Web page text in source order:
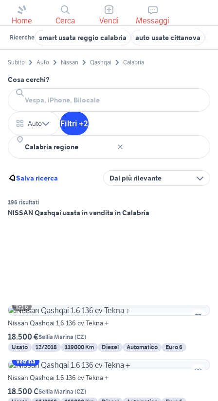
Home Cerca Vendi Messaggi
Ricerche smart usata reggio calabria auto usate cittanova
Subito Auto Nissan Qashqai Calabria
Cosa cerchi?
Auto Filtri +2
Salva ricerca Dal più rilevante
196 risultati
NISSAN Qashqai usata in vendita in Calabria
6
Nissan Qashqai 1.6 136 cv Tekna +
18.500 €Sellia Marina (CZ)
Usato
12/2018 119000 Km Diesel Automatico
Euro 6
Vetrina
Nissan Qashqai 1.6 136 cv Tekna +
18.500 €Sellia Marina (CZ)